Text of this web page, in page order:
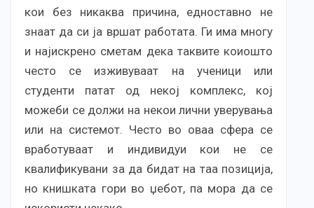
кои без никаква причина, едноставно не
знаат да си ја вршат работата. Ги има многу
и најискрено сметам дека таквите коиошто
често се изживуваат на ученици или
студенти патат од некој комплекс, кој
можеби се должи на некои лични уверувања
или на системот. Често во оваа сфера се
вработуваат и индивидуи кои не се
квалификувани за да бидат на таа позиција,
но книшката гори во џебот, па мора да се